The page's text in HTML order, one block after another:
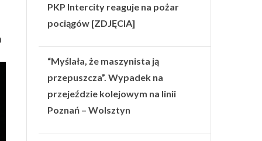
PKP Intercity reaguje na pożar
pociągów [ZDJĘCIA]
“Myślała, że maszynista ją
przepuszcza”. Wypadek na
przejeździe kolejowym na linii
Poznań – Wolsztyn